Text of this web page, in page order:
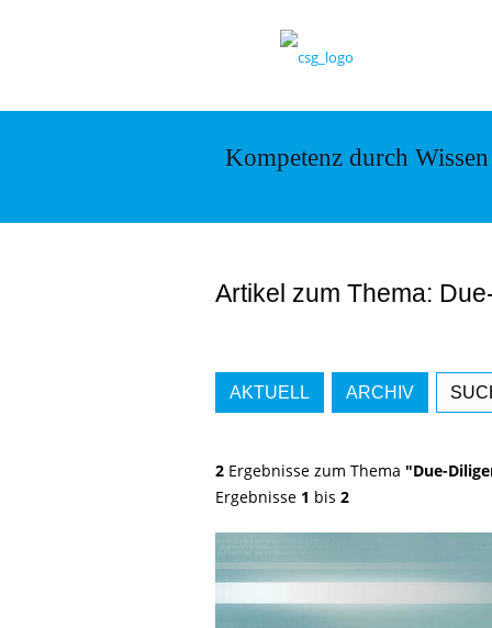
Kompetenz durch Wissen
Artikel zum Thema:
AKTUELL ARCHIV
2Ergebnisse zum Thema "Due-
Ergebnisse 1 bis 2